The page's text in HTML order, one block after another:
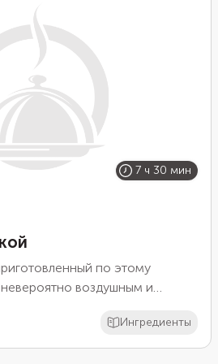
7 ч 30 мин
по этому
воздушным и
зефир с полностью
можно давать даже
Ингредиенты